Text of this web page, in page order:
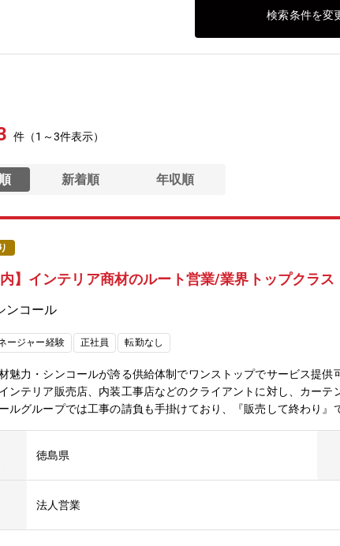
検索条件を変
件（1～3件表示）
新着順 年収順
内】インテリア商材のルート営業/業界トップクラス
ンコール
ージャー経験 正社員 転勤なし
材魅力・シンコールが誇る供給体制でワンストップでサービス提
ンテリア販売店、内装工事店などのクライアントに対し、カー
ルグループでは工事の請負も手掛けており、『販売して終わり』
緒に感じ取れるお仕事です！■業務特徴：◇取扱商材は約6万点！
メイン。数社～数十社と徐々に担当先を増やしながら信頼関係の
タルに携われる醍醐味があります。各商材の機能を理解し、最
あらゆるインテリアデザインを目にしながら提案力の幅も広がり
ほど既存メンバーによるOJT主体で業務を学んで頂きます。◇営業
討します。■同社の特徴：◇四国4県＋岡山・鳥取エリアでイン
徳島県
法人営業